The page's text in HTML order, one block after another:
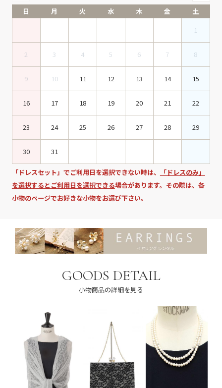
日 月 火 水 木 金
土
1
2 3 4 5 6 7 8
9 10 11 12 13 14 15
16 17 18 19 20 21 22
23 24 25 26 27 28 29
30 31
「ドレスセット」でご利用日を選択できない時は、
「ドレスのみ」
を選択するとご利用日を選択できる場合があります。その際は、各
小物のページでお好きな小物をお選び下さい。
GOODS DETAIL
小物商品の詳細を見る